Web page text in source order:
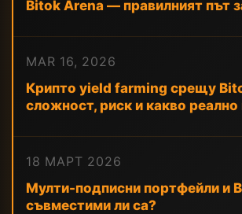
Bitok Arena — правилният път
MAR 16, 2026
Крипто yield farming срещу
сложност, риск и какво
18 МАРТ 2026
Мулти-подписни портфейли и
съвместими ли са?